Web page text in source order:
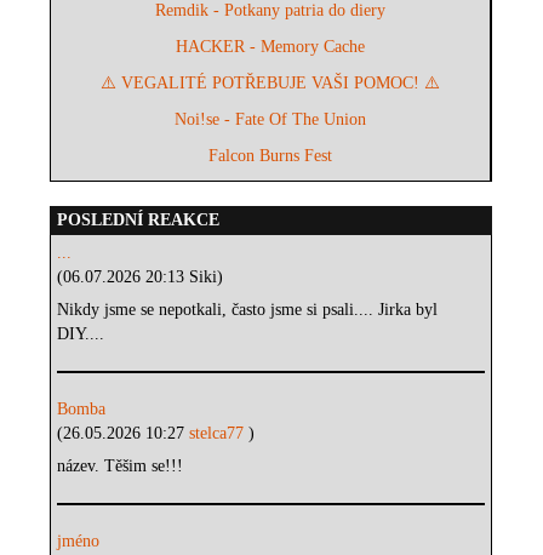
Remdik - Potkany patria do diery
HACKER - Memory Cache
⚠️ VEGALITÉ POTŘEBUJE VAŠI POMOC! ⚠️
Noi!se - Fate Of The Union
Falcon Burns Fest
POSLEDNÍ REAKCE
...
(06.07.2026 20:13 Siki)
Nikdy jsme se nepotkali, často jsme si psali.... Jirka byl
DIY....
Bomba
(26.05.2026 10:27stelca77)
název. Těšim se!!!
jméno